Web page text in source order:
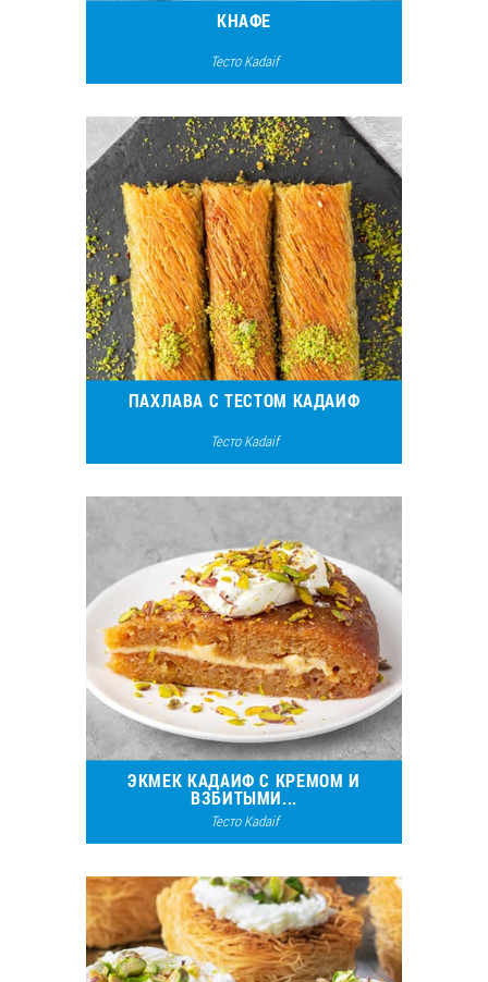
КНАФЕ
Тесто Kadaif
ПАХЛАВА С ТЕСТОМ КАДАИФ
Тесто Kadaif
ЭКМЕК КАДАИФ С КРЕМОМ И
ВЗБИТЫМИ...
Тесто Kadaif